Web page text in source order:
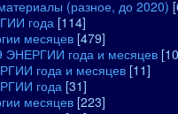
(разное, до 2020)
года [114]
месяцев [479]
ЭНЕРГИИ года и месяцев
года и месяцев [11]
года [31]
месяцев [223]